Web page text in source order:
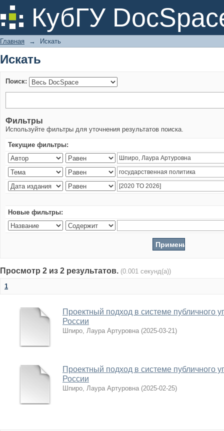
КубГУ
Искать
Главная → Искать
Искать
Поиск:
Фильтры
Используйте фильтры для уточнения результатов поиска.
Текущие фильтры:
Новые фильтры:
Просмотр 2 из 2 результатов. (0.001 секунд(а))
1
Проектный подход в системе публичного
России
Шпиро, Лаура Артуровна (2025-03-21)
Проектный подход в системе публичного
России
Шпиро, Лаура Артуровна (2025-02-25)